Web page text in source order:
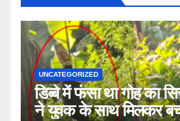
UNCATEGORIZED
डिब्बे में फंसा था गोह का
ने युवक के साथ मिलकर